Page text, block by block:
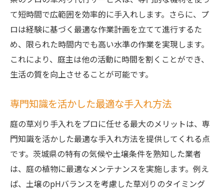
プロが重視する安全基準とその重要性
効率的な作業を実現するための最新技術
庭の手入れを楽にするためのツール選び
コストパフォーマンスを考慮したサービス
選択
将来的な庭の維持管理に役立つ知識
庭の広さに応じた最適な草刈り手入れ方法
庭のサイズに合わせた手入れプランの提案
プロが教える面積別手入れのコツ
効率的な草刈りを可能にする道具の選定
て短時間で広範囲を効率的に手入れします。さらに、プ
ロは経験に基づく最適な作業計画を立てて進行するた
め、限られた時間内でも高い水準の作業を実現します。
これにより、庭主は他の活動に時間を割くことができ、
生活の質を向上させることが可能です。
専門知識を活かした最適な手入れ方法
庭の草刈り手入れをプロに任せる最大のメリットは、専
門知識を活かした最適な手入れ方法を提供してくれる点
です。茨城県の特有の気候や土壌条件を熟知した業者
は、庭の植物に最適なメンテナンスを実施します。例え
ば、土壌のpHバランスを考慮した草刈りのタイミング